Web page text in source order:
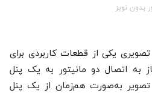
بدون نویز
یکی از قطعات کاربردی برای
به اتصال دو مانیتور به یک پنل
تصویر به‌صورت هم‌زمان از یک پنل